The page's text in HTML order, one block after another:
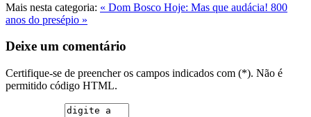
Mais nesta categoria: « Dom Bosco Hoje: Mas que audácia! 800
anos do presépio »
Deixe um comentário
Certifique-se de preencher os campos indicados com (*). Não é
permitido código HTML.